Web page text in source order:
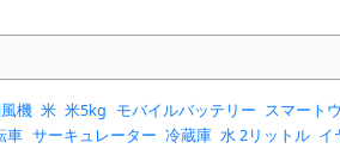
機 米 米5kg モバイルバッテリー スマート
車 サーキュレーター 冷蔵庫 水 2リットル イ